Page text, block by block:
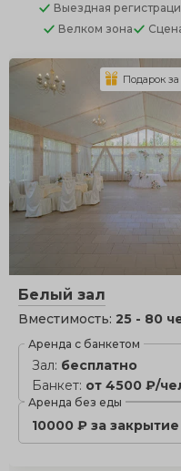
Выездная
Велком зона
Белый зал
Вместимость: 25 - 80
Аренда с банкетом
Зал: бесплатно
Банкет: от 4500 ₽/
Аренда без еды
10000 ₽ за закрытие
Подарок